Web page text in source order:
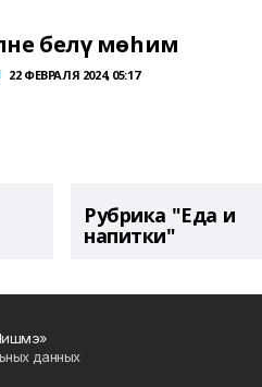
белү мөһим
22 ФЕВРАЛЯ 2024, 05:17
Рубрика "Еда и
напитки"
данных